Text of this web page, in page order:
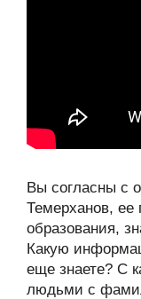
Вы согласны с
Темерханов, ее
образования,
Какую
еще знаете? С
людьми с